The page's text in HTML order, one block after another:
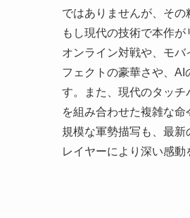
ではありませんが、その
もし現代の技術で本作
オンライン対戦や、モ
フェクトの豪華さや、
す。また、現代のタッ
を組み合わせた複雑な
規模な軍勢描写も、最
レイヤーにより深い感動